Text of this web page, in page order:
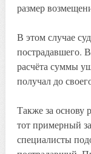
размер
В этом случае
пострадавшего.
расчёта суммы
получал до
Также за основу
тот примерный
специалисты